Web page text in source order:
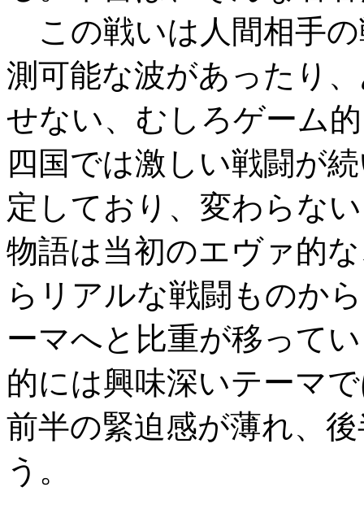
この戦いは人間相手
測可能な波があったり
せない、むしろゲーム
四国では激しい戦闘が
定しており、変わらな
物語は当初のエヴァ的
らリアルな戦闘ものか
ーマへと比重が移って
的には興味深いテーマ
前半の緊迫感が薄れ、
う。